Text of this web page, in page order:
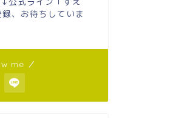
、お待ちしていま
me ／